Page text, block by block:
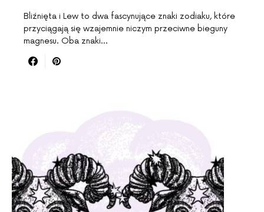
Bliźnięta i Lew to dwa fascynujące znaki zodiaku, które
przyciągają się wzajemnie niczym przeciwne bieguny
magnesu. Oba znaki…